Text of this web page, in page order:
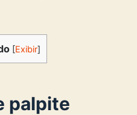
[Exibir]
palpite